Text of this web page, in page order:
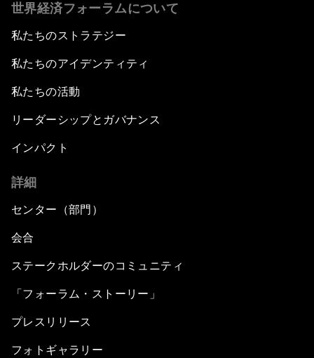
世界経済フォーラムについて
私たちのストラテジー
私たちのアイデンティティ
私たちの活動
リーダーシップとガバナンス
インパクト
詳細
センター（部門）
会合
ステークホルダーのコミュニティ
「フォーラム・ストーリー」
プレスリリース
フォトギャラリー